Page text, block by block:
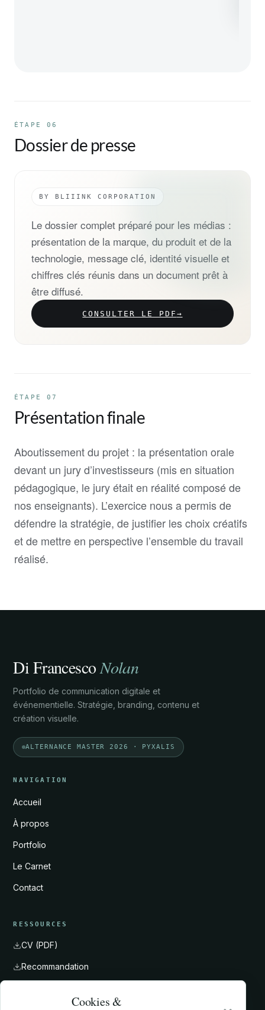
Cookies &
ÉTAPE 06
Dossier de presse
BY BLIIINK CORPORATION
Le dossier complet préparé pour les médias :
présentation de la marque, du produit et de la
technologie, message clé, identité visuelle et
chiffres clés réunis dans un document prêt à
être diffusé.
CONSULTER LE PDF →
ÉTAPE 07
Présentation finale
Aboutissement du projet : la présentation orale
devant un jury d’investisseurs (mis en situation
pédagogique, le jury était en réalité composé de
nos enseignants). L’exercice nous a permis de
défendre la stratégie, de justifier les choix créatifs
et de mettre en perspective l’ensemble du travail
réalisé.
Di FrancescoNolan
Portfolio de communication digitale et
événementielle. Stratégie, branding, contenu et
création visuelle.
ALTERNANCE MASTER 2026 · PYXALIS
NAVIGATION
Accueil
À propos
Portfolio
Le Carnet
Contact
RESSOURCES
CV (PDF)
Recommandation